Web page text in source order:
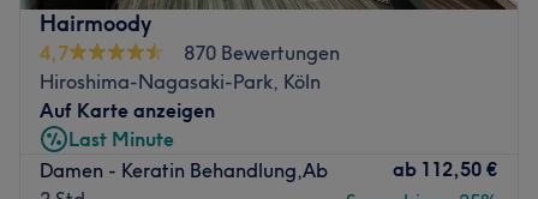
Hairmoody
4,7
870 Bewertungen
Hiroshima-Nagasaki-Park, Köln
Auf Karte anzeigen
Last Minute
Damen - Keratin Behandlung,Ab
ab 112,50 €